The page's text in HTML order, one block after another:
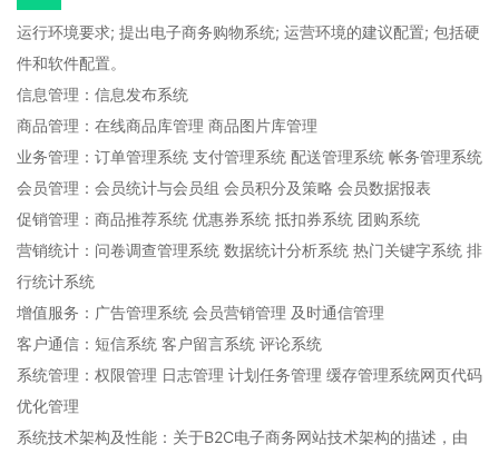
运行环境要求; 提出电子商务购物系统; 运营环境的建议配置; 包括硬
件和软件配置。
信息管理：信息发布系统
商品管理：在线商品库管理 商品图片库管理
业务管理：订单管理系统 支付管理系统 配送管理系统 帐务管理系统
会员管理：会员统计与会员组 会员积分及策略 会员数据报表
促销管理：商品推荐系统 优惠券系统 抵扣券系统 团购系统
营销统计：问卷调查管理系统 数据统计分析系统 热门关键字系统 排
行统计系统
增值服务：广告管理系统 会员营销管理 及时通信管理
客户通信：短信系统 客户留言系统 评论系统
系统管理：权限管理 日志管理 计划任务管理 缓存管理系统网页代码
优化管理
系统技术架构及性能：关于B2C电子商务网站技术架构的描述，由